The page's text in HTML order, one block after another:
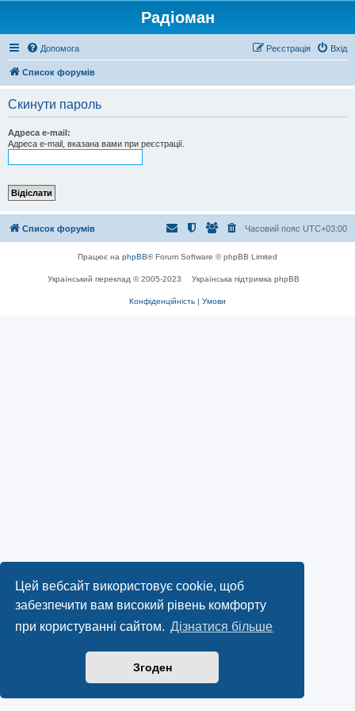
Цей вебсайт використовує cookie, щоб
забезпечити вам високий рівень комфорту
при користуванні сайтом. Дізнатися більше
Згоден
Радіоман
Допомога Вхід
Реєстрація
Список форумів
Скинути пароль
Адреса e-mail:
Адреса e-mail, вказана вами при реєстрації.
Список форумів Часовий пояс UTC+03:00
Працює на phpBB® Forum Software © phpBB Limited
Український переклад © 2005-2023 Українська підтримка phpBB
Конфіденційність | Умови